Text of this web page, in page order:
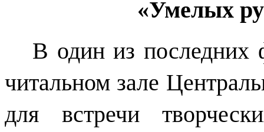
«Умелых
В один из последних
читальном зале
для встречи